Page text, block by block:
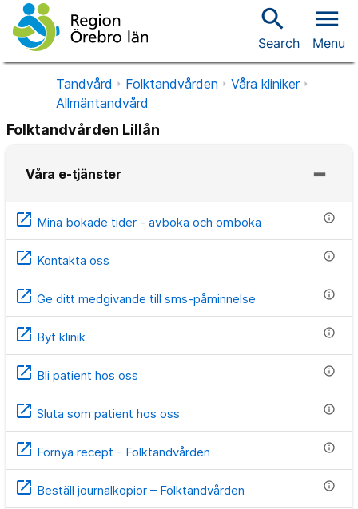
search
Search
menu
Menu
Tandvård Folktandvården
Våra kliniker
Allmäntandvård
Folktandvården Lillån
Våra e-tjänster
open_in_new Mina bokade tider - avboka och omboka info
open_in_new Kontakta oss info
open_in_new Ge ditt medgivande till sms-påminnelse info
open_in_new Byt klinik info
open_in_new Bli patient hos oss info
open_in_new Sluta som patient hos oss info
open_in_new Förnya recept - Folktandvården info
open_in_new Beställ journalkopior – Folktandvården info